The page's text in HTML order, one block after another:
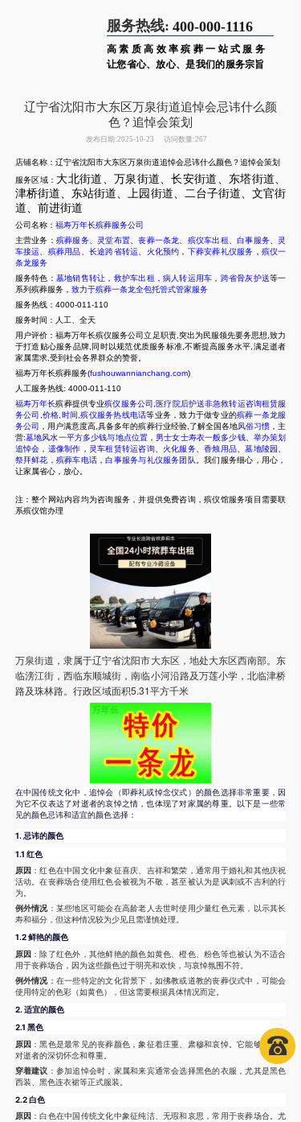
服务热线: 400-000-1116
高素质高效率殡葬一站式服务
让您省心、放心、是我们的服务宗旨
辽宁省沈阳市大东区万泉街道追悼会忌讳什么颜
色？追悼会策划
发布日期:2025-10-23 访问数量:267
店铺名称：辽宁省沈阳市大东区万泉街道追悼会忌讳什么颜色？追悼会策划
服务区域： 大北街道、万泉街道、长安街道、东塔街道、
津桥街道、东站街道、上园街道、二台子街道、文官街
道、前进街道
公司名称： 福寿万年长殡葬服务公司
主营业务： 殡葬服务、 灵堂布置 、丧葬一条龙 殡仪车出租 、白事服务
灵
车接运
殡葬用品 长途跨省转运 火化预约 ， 下葬安葬礼仪服务 ， 殡仪一
条龙服务
服务特色： 墓地销售转让 ， 救护车出租 ， 病人转运用车 ， 跨省骨灰护送等一
系列殡葬服务， 致力于殡葬一条龙全包托管式管家服务
服务热线：4000-011-110
服务时间：人工、全天
用户评价：福寿万年长殡仪服务公司立足职责,突出为民服领先要务思想,致力
于打造贴心服务品牌,同时以规范优质服务标准,不断提高服务水平,满足逝者
家属需求,受到社会各界群众的赞誉。
福寿万年长殡葬服务(fushouwannianchang.com)
人工服务热线: 4000-011-110
福寿万年长殡葬提供专业殡仪服务公司 医疗院后护送非急救转运咨询租赁服
务公司 价格 时间 殡仪服务热线电话等业务，致力于做专业的殡葬一条龙服
务公司
，用户满意度高,具备多年的殡葬行业经验,了解全国各地风俗习惯 ，主
营:墓地风水一平方多少钱与地点位置 ， 男士女士寿衣一般多少钱、 举办策划
追悼会 ， 遗像制作 ， 灵车租赁转运咨询、 火化服务、香烛用品 、墓地陵园
祭拜鲜花 ， 殡葬车电话 ，白事服务与礼仪服务团队
。我们服务细心，用心，
让家属省心，放心。
注：整个网站内容均为咨询服务，并提供免费咨询，殡仪馆服务项目需要联
系殡仪馆办理
万泉街道，隶属于辽宁省沈阳市大东区，地处大东区西南部。东
临滂江街，西临东顺城街，南临小河沿路及万莲小学，北临津桥
路及珠林路。行政区域面积5.31平方千米
在中国传统文化中，追悼会（即葬礼或悼念仪式）的颜色选择非常重要，因
为它不仅表达了对逝者的哀悼之情，也体现了对家属的尊重。以下是一些常
见的颜色忌讳和适宜的颜色选择：
1. 忌讳的颜色
1.1 红色
原因 ：红色在中国文化中象征喜庆、吉祥和繁荣，通常用于婚礼和其他庆祝
活动。在丧葬场合使用红色会被视为不敬，甚至被认为是讽刺或不吉利的行
为。
例外情况：某些地区可能会在高龄老人去世时使用少量红色元素，以示其长
寿和福分，但这种情况较为少见且需谨慎处理。
1.2 鲜艳的颜色
原因 ：除了红色外，其他鲜艳的颜色如黄色、橙色、粉色等也被认为不适合
用于丧葬场合，因为这些颜色过于明亮和欢快，与哀悼氛围不符。
例外情况：在一些特定的文化背景下，如佛教或道教的丧葬仪式中，可能会
使用特定的色彩（如黄色），但这需要根据具体情况而定。
2. 适宜的颜色
2.1 黑色
原因 ：黑色是最常见的丧葬颜色，象征着庄重、肃穆和哀悼。它能够表达出
对逝者的深切怀念和尊重。
穿着建议 ：参加追悼会时，家属和来宾通常会选择黑色的衣服，尤其是黑色
西装、黑色连衣裙等正式服装。
2.2 白色
原因 ：白色在中国传统文化中象征纯洁、无瑕和哀思，常用于丧葬场合。尤